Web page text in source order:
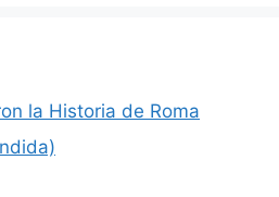
la Historia de Roma